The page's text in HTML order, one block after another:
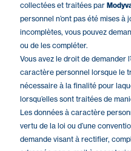
collectées et traitées par
personnel n’ont pas été mises
incomplètes, vous pouvez
ou de les compléter.
Vous avez le droit de demander
caractère personnel lorsque le
nécessaire à la finalité pour
lorsqu’elles sont traitées de
Les données à caractère
vertu de la loi ou d’une
demande visant à rectifier,